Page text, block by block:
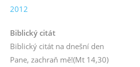
2012
Biblický citát
Biblický citát na dnešní den
Pane, zachraň mě!(Mt 14,30)